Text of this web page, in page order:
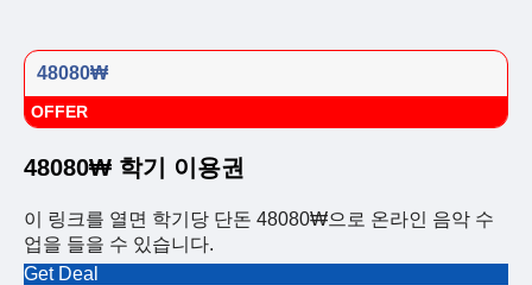
48080₩
OFFER
48080₩ 학기 이용권
이 링크를 열면 학기당 단돈 48080₩으로 온라인 음악 수
업을 들을 수 있습니다.
Get Deal